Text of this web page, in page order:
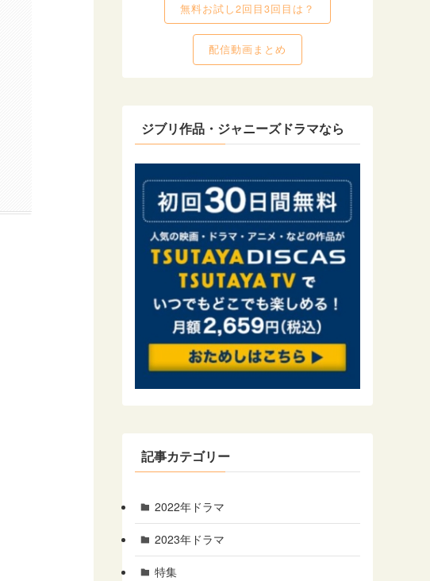
無料お試し2回目3回目は？
配信動画まとめ
ジブリ作品・ジャニーズドラマなら
記事カテゴリー
2022年ドラマ
2023年ドラマ
特集